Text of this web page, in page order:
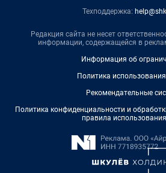
Техподдержка:
Редакция сайта не несет
информации, содержащейся в
Информация об
Политика
Рекомендательные
Политика конфиденциальности и
правила